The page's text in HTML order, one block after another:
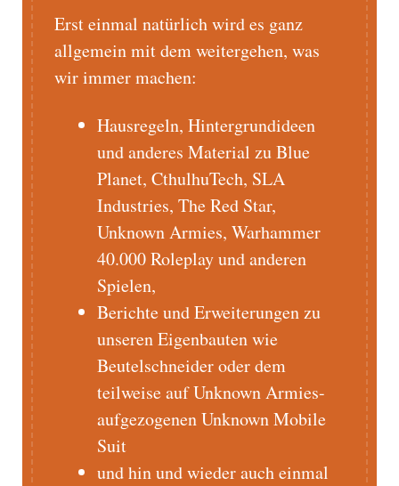
Erst einmal natürlich wird es ganz
allgemein mit dem weitergehen, was
wir immer machen:
Hausregeln, Hintergrundideen
und anderes Material zu Blue
Planet, CthulhuTech, SLA
Industries, The Red Star,
Unknown Armies, Warhammer
40.000 Roleplay und anderen
Spielen,
Berichte und Erweiterungen zu
unseren Eigenbauten wie
Beutelschneider oder dem
teilweise auf Unknown Armies-
aufgezogenen Unknown Mobile
Suit
und hin und wieder auch einmal